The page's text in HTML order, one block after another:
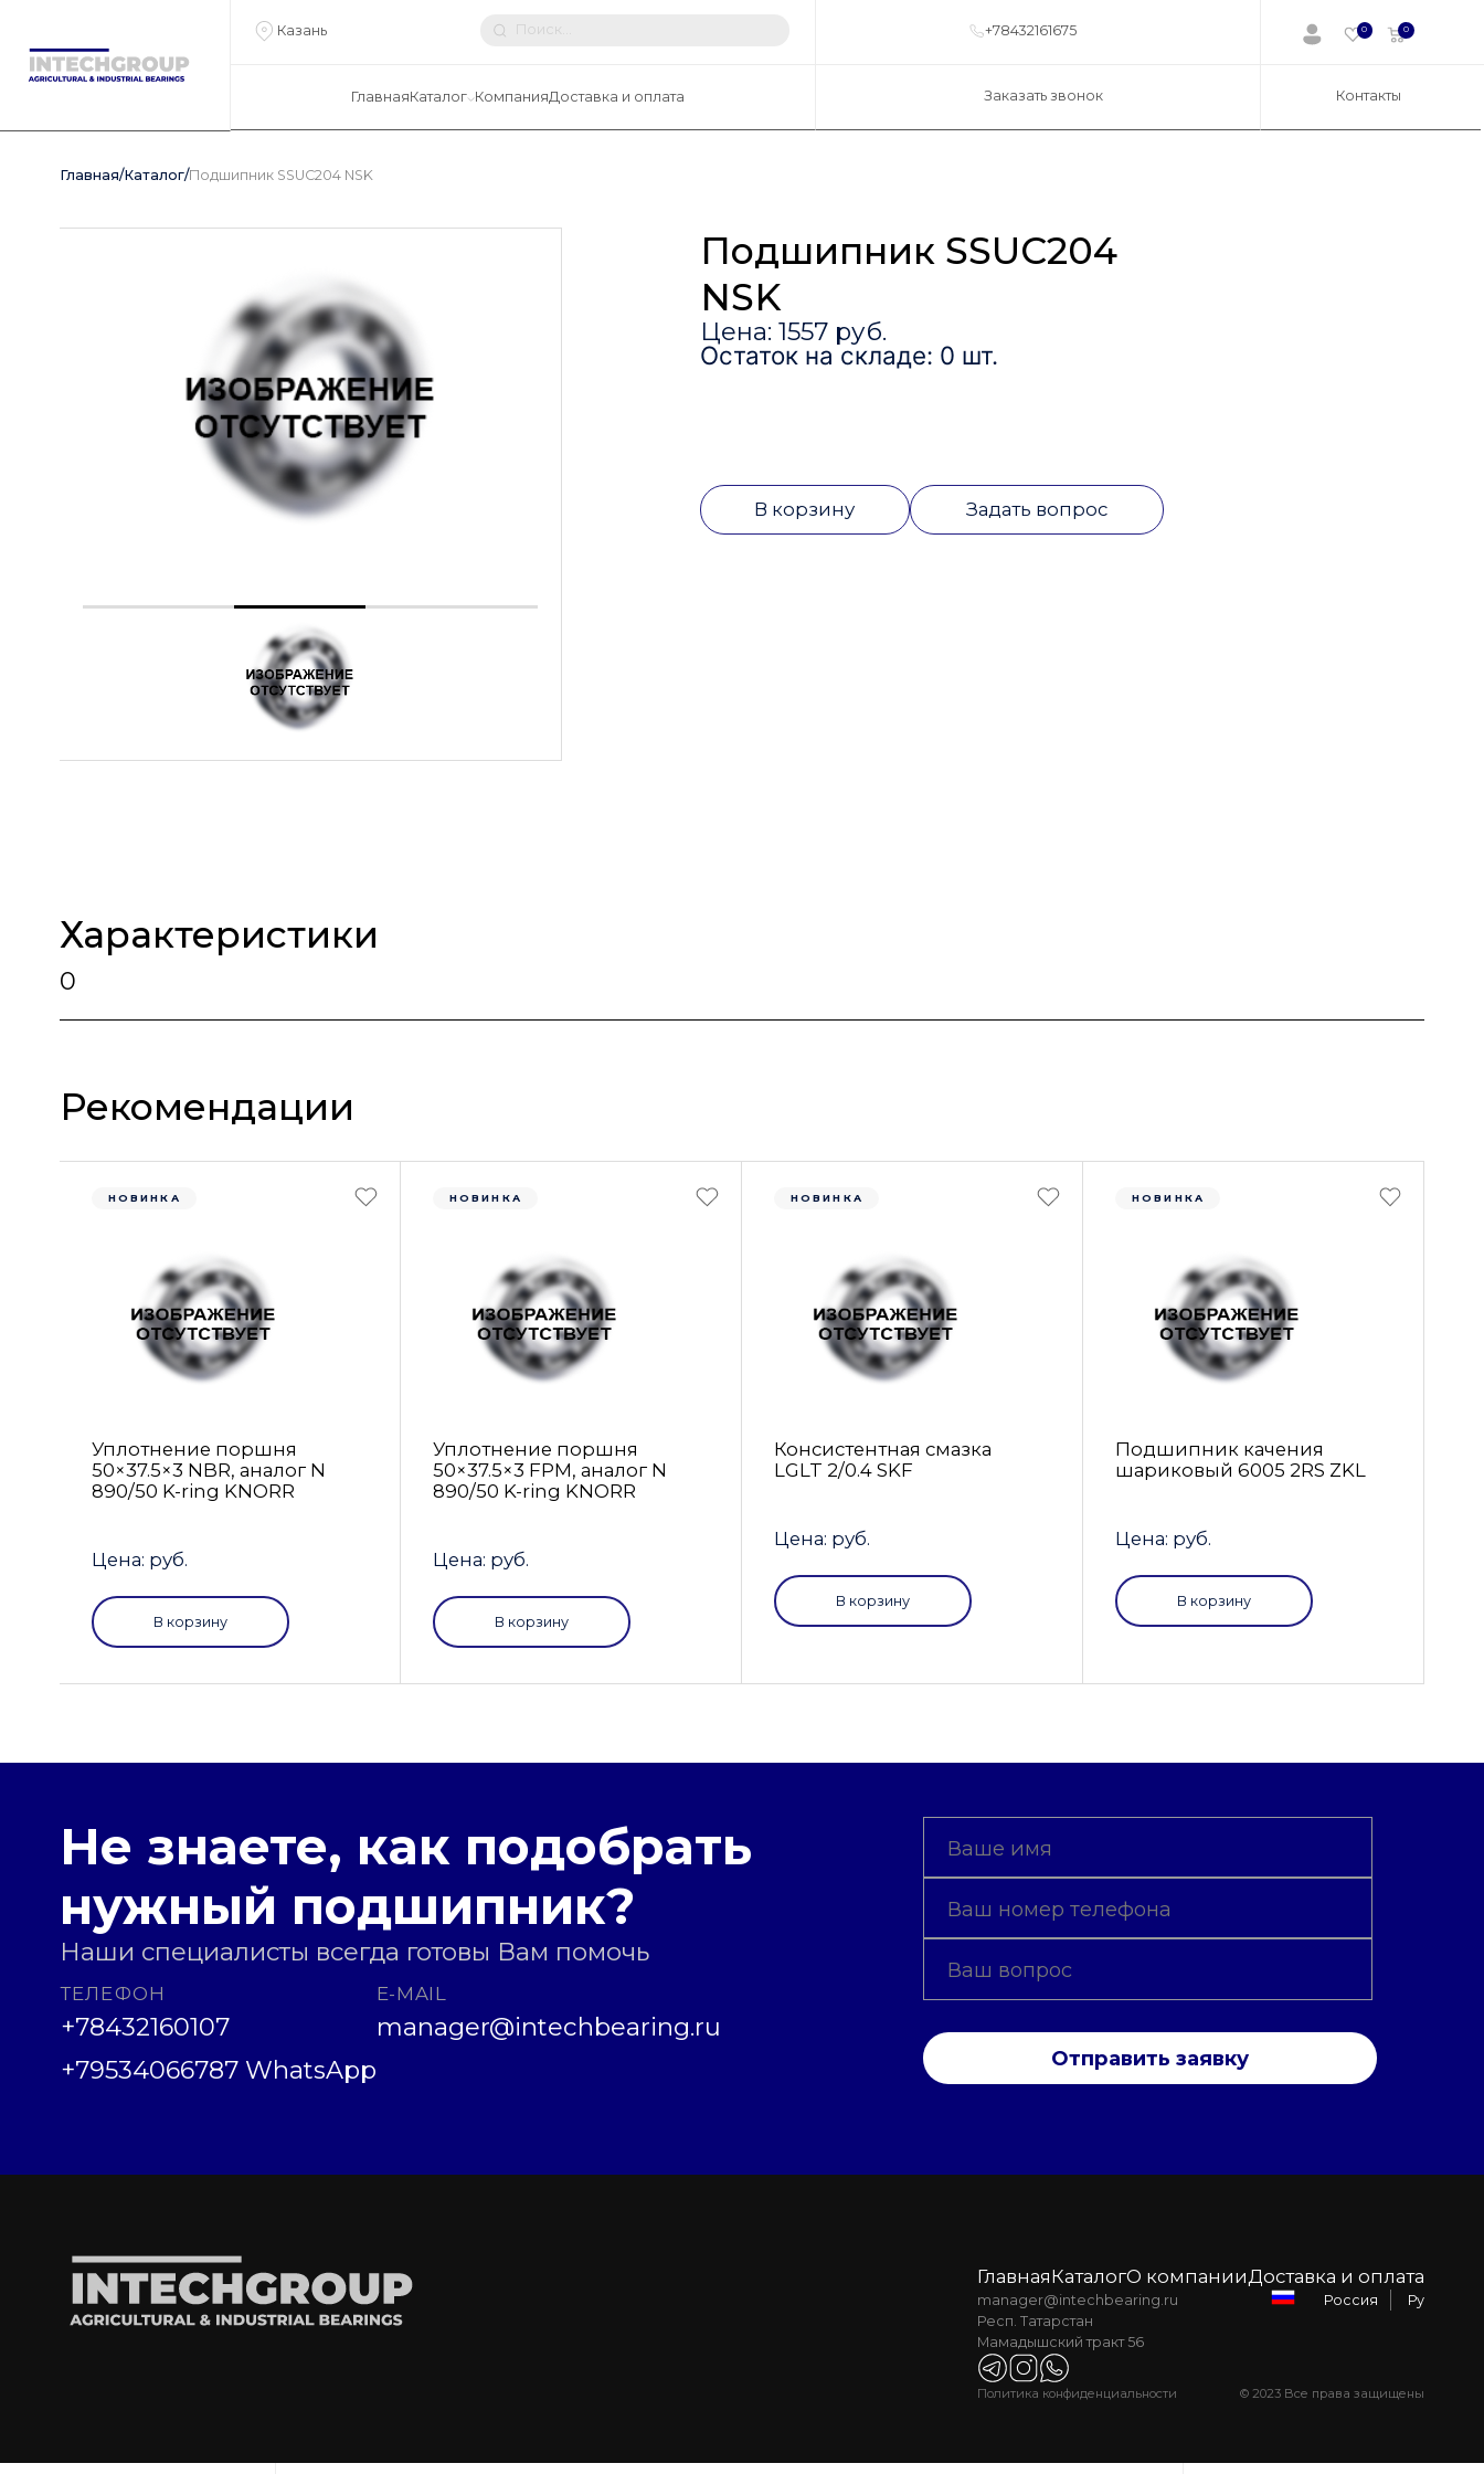
Казань +78432161675 0 0
ГлавнаяКаталог КомпанияДоставка и оплата Заказать звонок Контакты
Главная/Каталог/Подшипник SSUC204 NSK
Подшипник SSUC204
NSK
Цена: 1557 руб.
Остаток на складе: 0 шт.
В корзину Задать вопрос
Характеристики
0
Рекомендации
НОВИНКА
Уплотнение поршня
50×37.5×3 NBR, аналог N
890/50 K-ring KNORR
Цена: руб.
В корзину
НОВИНКА
Уплотнение поршня
50×37.5×3 FРM, аналог N
890/50 K-ring KNORR
Цена: руб.
В корзину
НОВИНКА
Консистентная смазка
LGLT 2/0.4 SKF
Цена: руб.
В корзину
НОВИНКА
Подшипник качения
шариковый 6005 2RS ZKL
Цена: руб.
В корзину
Не знаете, как подобрать
нужный подшипник?
Наши специалисты всегда готовы Вам помочь
ТЕЛЕФОН
+78432160107
+79534066787 WhatsApp
E-MAIL
manager@intechbearing.ru
Отправить заявку
ГлавнаяКаталогО компанииДоставка и оплата
manager@intechbearing.ru
Респ. Татарстан
Мамадышский тракт 56
Россия Ру
Политика конфиденциальности © 2023 Все права защищены